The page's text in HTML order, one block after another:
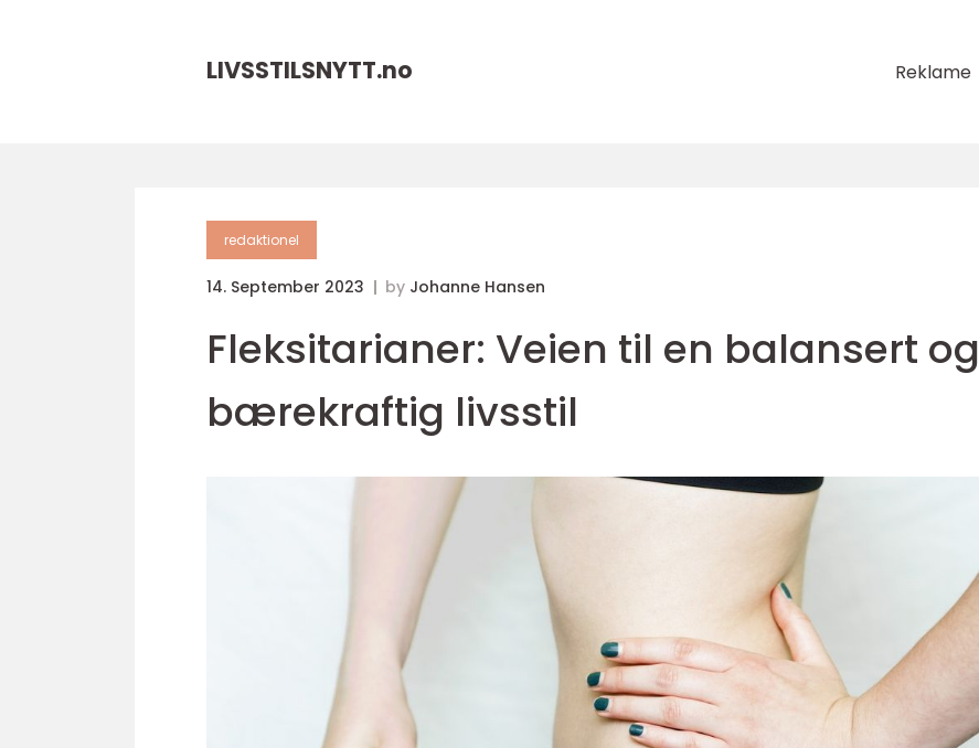
LIVSSTILSNYTT.no Reklame
redaktionel
14. September 2023 by Johanne Hansen
Fleksitarianer: Veien til en balansert og
bærekraftig livsstil